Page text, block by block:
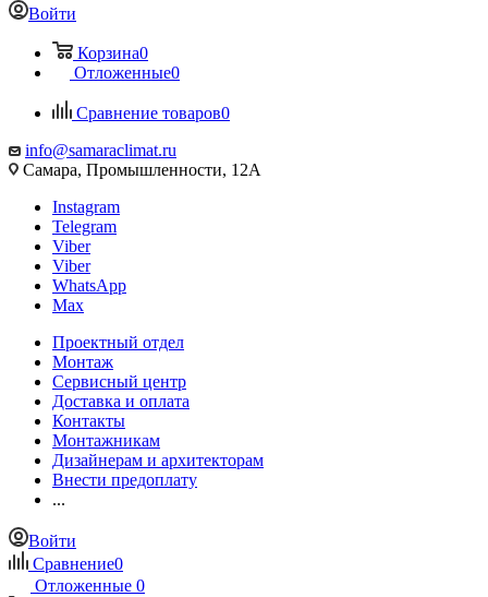
Войти
Корзина0
Отложенные0
Сравнение товаров0
info@samaraclimat.ru
Самара, Промышленности, 12А
Instagram
Telegram
Viber
Viber
WhatsApp
Max
Проектный отдел
Монтаж
Сервисный центр
Доставка и оплата
Контакты
Монтажникам
Дизайнерам и архитекторам
Внести предоплату
...
Войти
Сравнение0
Отложенные 0